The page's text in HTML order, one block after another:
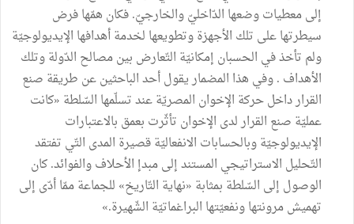
إلى معطيات وضعها الدّاخليّ والخارجيّ. فكان همّها فرض
سيطرتها على تلك الأجهزة وتطويعها لخدمة أهدافها الإيديولوجيّة
ولم تأخذ في الحسبان إمكانيّة التّعارض بين مصالح الدّولة وتلك
الأهداف . وفي هذا المضمار يقول أحد الباحثين عن طريقة صنع
القرار داخل حركة الإخوان المصريّة عند تسلّمها السّلطة «كانت
عمليّة صنع القرار لدى الإخوان تأثّرت بعمق بالاعتبارات
الإيديولوجيّة وبالحسابات الانفعاليّة قصيرة المدى التّي تفتقد
التّحليل الاستراتيجي المستند إلى مبدإ الأحلاف والفوائد. كان
الوصول إلى السّلطة بمثابة «نهاية التّاريخ» للجماعة ممّا أدّى إلى
تهميش مرونتها ونفعيّتها البراغماتيّة الشّهيرة.»